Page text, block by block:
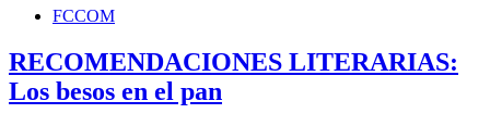
FCCOM
RECOMENDACIONES LITERARIAS:
Los besos en el pan